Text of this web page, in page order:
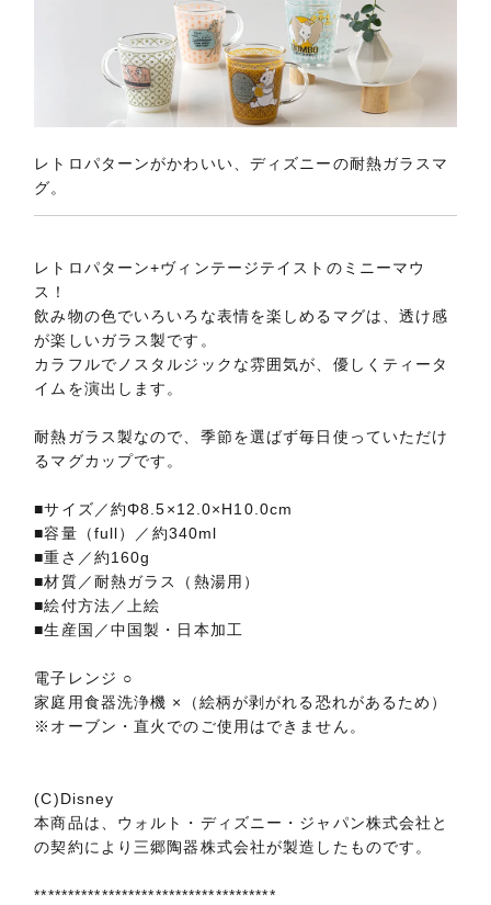
レトロパターンがかわいい、ディズニーの耐熱ガラスマ
グ。
レトロパターン+ヴィンテージテイストのミニーマウ
ス！
飲み物の色でいろいろな表情を楽しめるマグは、透け感
が楽しいガラス製です。
カラフルでノスタルジックな雰囲気が、優しくティータ
イムを演出します。
耐熱ガラス製なので、季節を選ばず毎日使っていただけ
るマグカップです。
■サイズ／約Φ8.5×12.0×H10.0cm
■容量（full）／約340ml
■重さ／約160g
■材質／耐熱ガラス（熱湯用）
■絵付方法／上絵
■生産国／中国製・日本加工
電子レンジ ○
家庭用食器洗浄機 ×（絵柄が剥がれる恐れがあるため）
※オーブン・直火でのご使用はできません。
(C)Disney
本商品は、ウォルト・ディズニー・ジャパン株式会社と
の契約により三郷陶器株式会社が製造したものです。
************************************